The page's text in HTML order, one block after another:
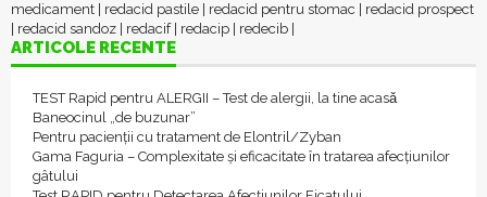
medicament
redacid pastile redacid pentru stomac
redacid prospect
redacid sandoz redacif| redacip redecib
ARTICOLE RECENTE
TEST Rapid pentru ALERGII – Test de alergii, la tine acasǎ
Baneocinul „de buzunar”
Pentru pacienții cu tratament de Elontril/Zyban
Gama Faguria – Complexitate și eficacitate în tratarea afecțiunilor
gâtului